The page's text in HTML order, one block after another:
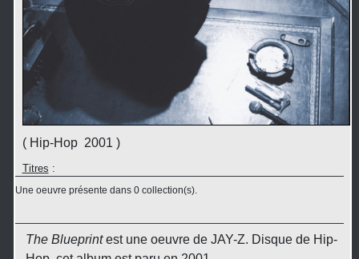
( Hip-Hop 2001 )
Titres :
Une oeuvre présente dans 0 collection(s).
The Blueprintest une oeuvre de JAY-Z. Disque de Hip-